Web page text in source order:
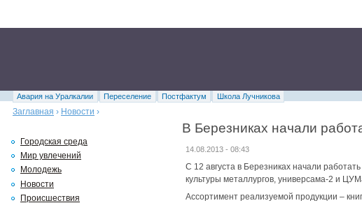
Авария на Уралкалии Переселение Постфактум
Школа Лучникова
Заглавная › Новости ›
В Березниках начали
14.08.2013 - 08:43
С 12 августа в Березниках начали
культуры металлургов, универсама-2 и
Ассортимент реализуемой продукции –
Городская среда
Мир увлечений
Молодежь
Новости
Происшествия